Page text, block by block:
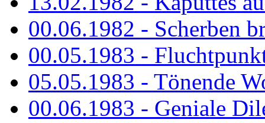
00.06.1982 - Scherben
00.05.1983 -
05.05.1983 - Tönende
00.06.1983 - Geniale